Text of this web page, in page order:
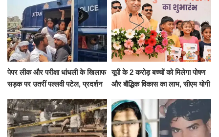
पेपर लीक और परीक्षा धांधली के खिलाफ
सड़क पर उतरीं पल्लवी पटेल, प्रदर्शन
यूपी के 2 करोड़ बच्चों को मिलेगा पोषण
और बौद्धिक विकास का लाभ, सीएम योगी